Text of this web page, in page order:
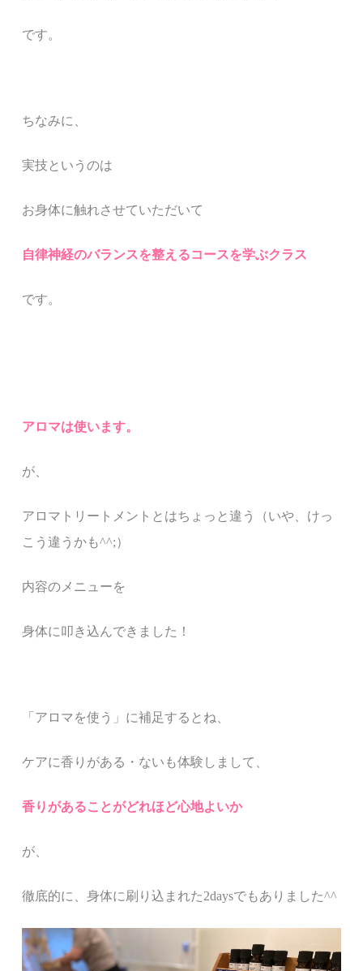
です。
ちなみに、
実技というのは
お身体に触れさせていただいて
自律神経のバランスを整えるコースを学ぶクラス
です。
アロマは使います。
が、
アロマトリートメントとはちょっと違う（いや、けっ
こう違うかも^^;）
内容のメニューを
身体に叩き込んできました！
「アロマを使う」に補足するとね、
ケアに香りがある・ないも体験しまして、
香りがあることがどれほど心地よいか
が、
徹底的に、身体に刷り込まれた2daysでもありました^^